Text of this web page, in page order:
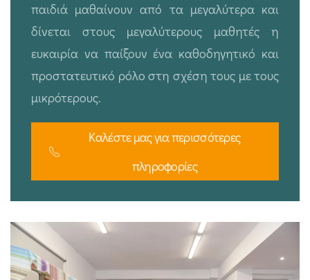
παιδιά μαθαίνουν από τα μεγαλύτερα και
δίνεται στους μεγαλύτερους μαθητές η
ευκαιρία να παίξουν ένα καθοδηγητικό και
προστατευτικό ρόλο στη σχέση τους με τους
μικρότερους.
Καλέστε μας για περισσότερες
πληροφορίες